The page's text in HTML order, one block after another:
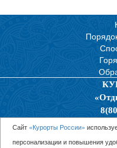
Политика
Сайт «Курорты России»
персонализации и повышения